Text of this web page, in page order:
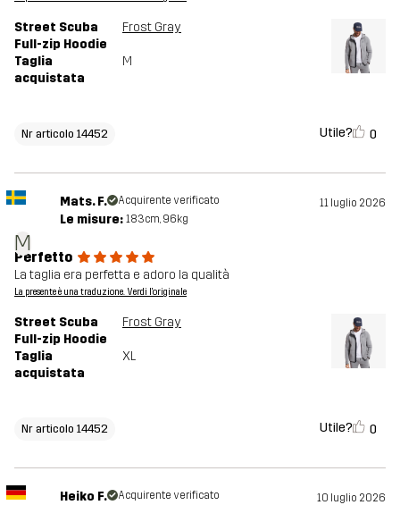
Street Scuba
Full-zip Hoodie
Frost Gray
Taglia
acquistata
M
Nr articolo 14452 Utile? 0
M
Mats. F. Acquirente verificato 11 luglio 2026
Le misure: 183cm, 96kg
Perfetto
La taglia era perfetta e adoro la qualità
La presente è una traduzione. Verdi l'originale
Street Scuba
Full-zip Hoodie
Frost Gray
Taglia
acquistata
XL
Nr articolo 14452 Utile? 0
Heiko F. Acquirente verificato 10 luglio 2026